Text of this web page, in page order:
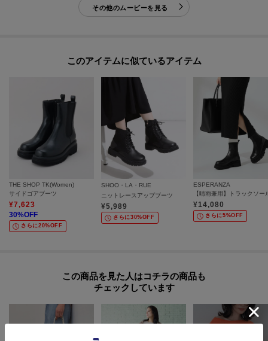
その他のムービーを見る
このアイテムに似ているアイテム
THE SHOP TK(Women)
サイドゴアブーツ
¥7,623
30%OFF
さらに20%OFF
SHOO・LA・RUE
ニットレースアップブーツ
¥5,989
さらに30%OFF
ESPERANZA
¥14,080
さらに5%OFF
この商品を見た人はコチラの商品も
チェックしています